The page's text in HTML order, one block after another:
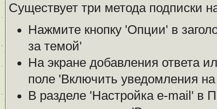
Существует три метода подписки
Нажмите кнопку 'Опции' в
за темой'
На экране добавления ответа
поле 'Включить уведомления
В разделе 'Настройка е-mail' в